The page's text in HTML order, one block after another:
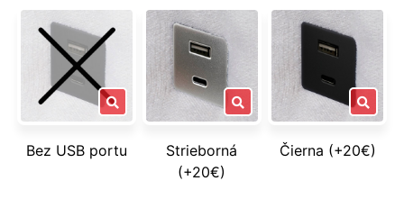
Bez USB portu
Strieborná
(+20€)
Čierna (+20€)